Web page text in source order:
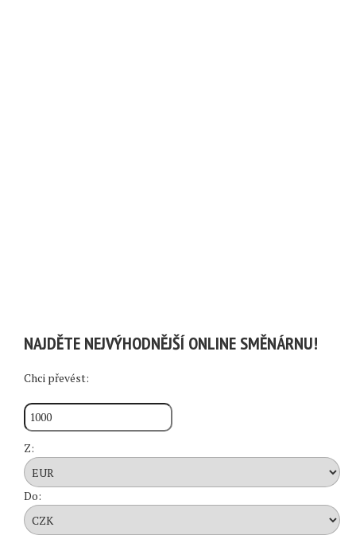
NAJDĚTE NEJVÝHODNĚJŠÍ ONLINE SMĚNÁRNU!
Chci převést:
Z:
Do: